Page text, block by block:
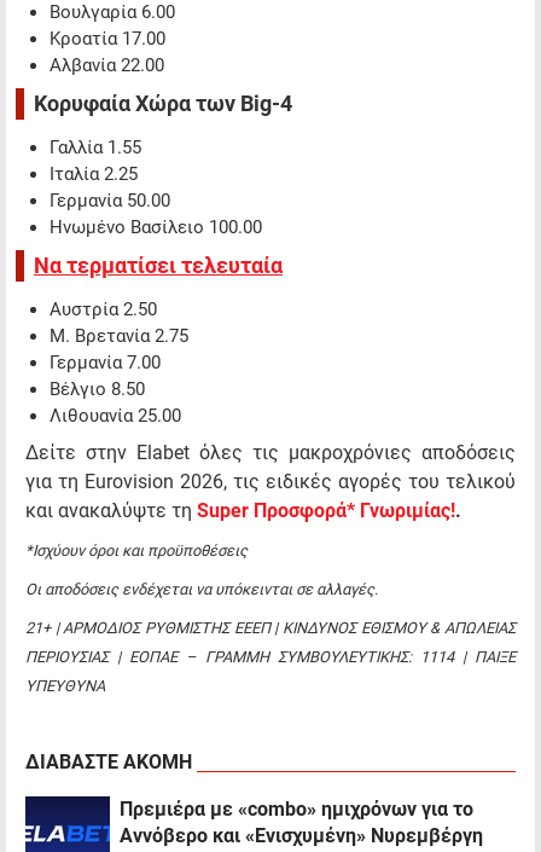
Βουλγαρία 6.00
Κροατία 17.00
Αλβανία 22.00
Κορυφαία Χώρα των Big-4
Γαλλία 1.55
Ιταλία 2.25
Γερμανία 50.00
Ηνωμένο Βασίλειο 100.00
Να τερματίσει τελευταία
Αυστρία 2.50
Μ. Βρετανία 2.75
Γερμανία 7.00
Βέλγιο 8.50
Λιθουανία 25.00
Δείτε στην Elabet όλες τις μακροχρόνιες αποδόσεις
για τη Eurovision 2026, τις ειδικές αγορές του τελικού
και ανακαλύψτε τη Super Προσφορά* Γνωριμίας!.
*Ισχύουν όροι και προϋποθέσεις
Οι αποδόσεις ενδέχεται να υπόκεινται σε αλλαγές.
21+ | ΑΡΜΟΔΙΟΣ ΡΥΘΜΙΣΤΗΣ ΕΕΕΠ | ΚΙΝΔΥΝΟΣ ΕΘΙΣΜΟΥ & ΑΠΩΛΕΙΑΣ
ΠΕΡΙΟΥΣΙΑΣ | ΕΟΠΑΕ – ΓΡΑΜΜΗ ΣΥΜΒΟΥΛΕΥΤΙΚΗΣ: 1114 | ΠΑΙΞΕ
ΥΠΕΥΘΥΝΑ
ΔΙΑΒΑΣΤΕ ΑΚΟΜΗ
Πρεμιέρα με «combo» ημιχρόνων για το
Αννόβερο και «Ενισχυμένη» Νυρεμβέργη